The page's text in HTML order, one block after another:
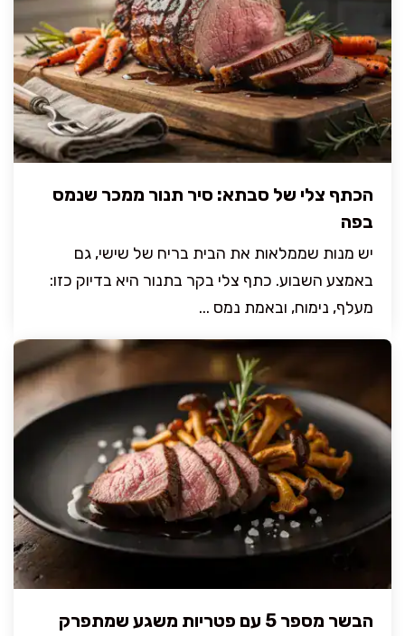
הכתף צלי של סבתא: סיר תנור ממכר שנמס
בפה
יש מנות שממלאות את הבית בריח של שישי, גם
באמצע השבוע. כתף צלי בקר בתנור היא בדיוק כזו:
מעלף, נימוח, ובאמת נמס ...
הבשר מספר 5 עם פטריות משגע שמתפרק